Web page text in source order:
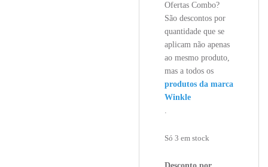
Ofertas Combo?
São descontos por
quantidade que se
aplicam não apenas
ao mesmo produto,
mas a todos os
produtos da marca
Winkle
.
Só 3 em stock